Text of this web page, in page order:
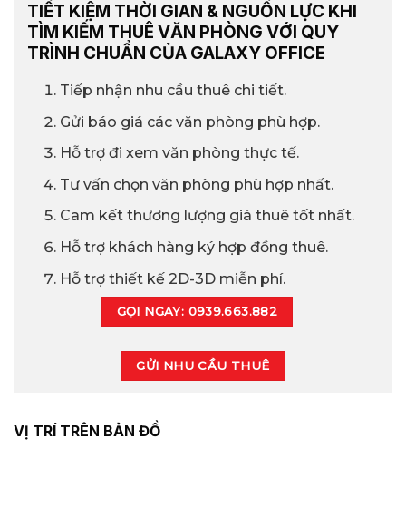
TIẾT KIỆM THỜI GIAN & NGUỒN LỰC KHI
TÌM KIẾM THUÊ VĂN PHÒNG VỚI QUY
TRÌNH CHUẨN CỦA GALAXY OFFICE
Tiếp nhận nhu cầu thuê chi tiết.
Gửi báo giá các văn phòng phù hợp.
Hỗ trợ đi xem văn phòng thực tế.
Tư vấn chọn văn phòng phù hợp nhất.
Cam kết thương lượng giá thuê tốt nhất.
Hỗ trợ khách hàng ký hợp đồng thuê.
Hỗ trợ thiết kế 2D-3D miễn phí.
GỌI NGAY: 0939.663.882
GỬI NHU CẦU THUÊ
VỊ TRÍ TRÊN BẢN ĐỒ